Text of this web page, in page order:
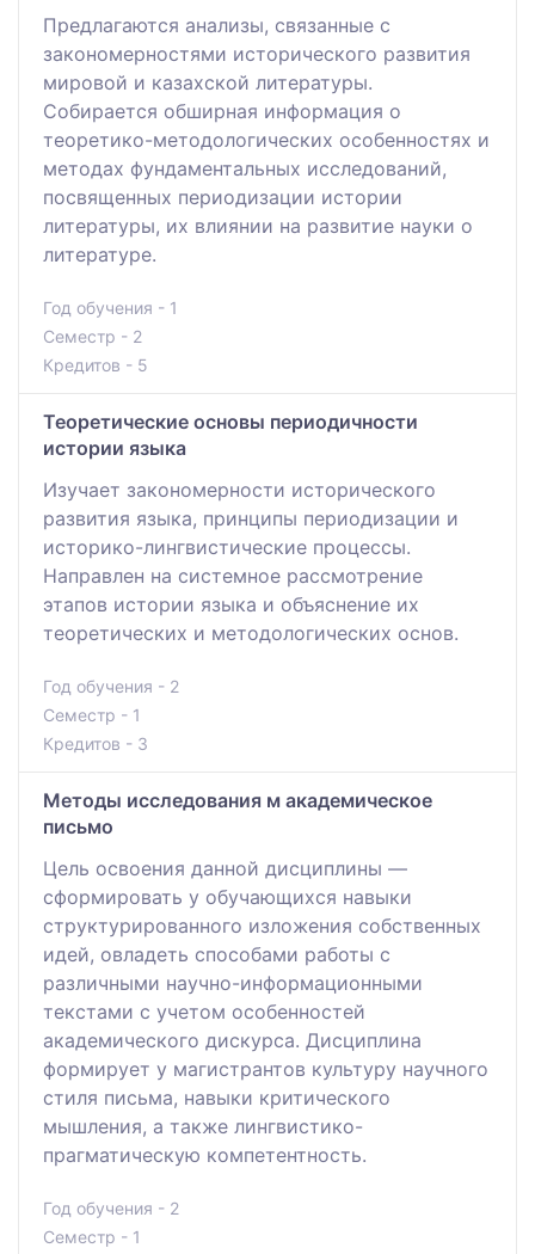
Предлагаются анализы, связанные с
закономерностями исторического развития
мировой и казахской литературы.
Собирается обширная информация о
теоретико-методологических особенностях и
методах фундаментальных исследований,
посвященных периодизации истории
литературы, их влиянии на развитие науки о
литературе.
Год обучения - 1
Семестр - 2
Кредитов - 5
Теоретические основы периодичности
истории языка
Изучает закономерности исторического
развития языка, принципы периодизации и
историко-лингвистические процессы.
Направлен на системное рассмотрение
этапов истории языка и объяснение их
теоретических и методологических основ.
Год обучения - 2
Семестр - 1
Кредитов - 3
Методы исследования м академическое
письмо
Цель освоения данной дисциплины —
сформировать у обучающихся навыки
структурированного изложения собственных
идей, овладеть способами работы с
различными научно-информационными
текстами с учетом особенностей
академического дискурса. Дисциплина
формирует у магистрантов культуру научного
стиля письма, навыки критического
мышления, а также лингвистико-
прагматическую компетентность.
Год обучения - 2
Семестр - 1